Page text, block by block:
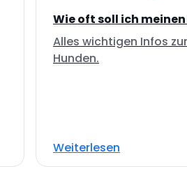
Wie oft soll ich
Alles wichtigen Infos
Hunden.
Weiterlesen